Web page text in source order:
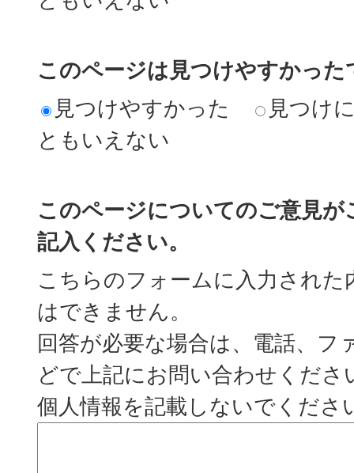
このページは見つけやすかった
見つけやすかった
見つけ
ともいえない
このページについてのご意見
記入ください。
こちらのフォームに入力された
はできません。
回答が必要な場合は、電話、フ
どで上記にお問い合わせくださ
個人情報を記載しないでくださ